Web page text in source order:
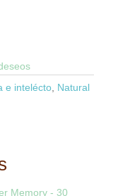
e intelécto Natural